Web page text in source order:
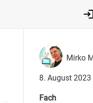
Mirko
8. August 2023
Fach